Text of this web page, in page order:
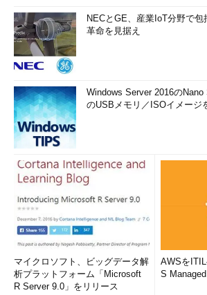
NECとGE、産業IoT分野で
革命を見据え
Windows Server 2016の
のUSBメモリ／ISOイメージ
マイクロソフト、ビッグデータ解
析プラットフォーム「Microsoft
R Server 9.0」をリリース
AWSを
S